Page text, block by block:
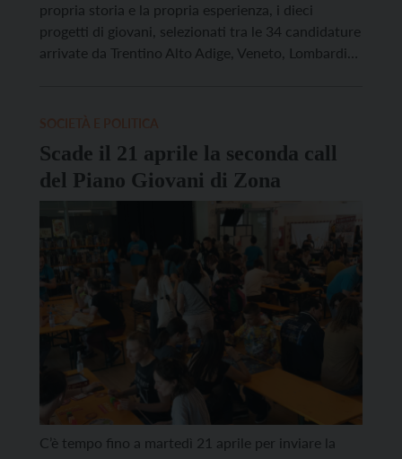
propria storia e la propria esperienza, i dieci
progetti di giovani, selezionati tra le 34 candidature
arrivate da Trentino Alto Adige, Veneto, Lombardia
Scade il 21 aprile la seconda call
del Piano Giovani di Zona
C’è tempo fino a martedì 21 aprile per inviare la